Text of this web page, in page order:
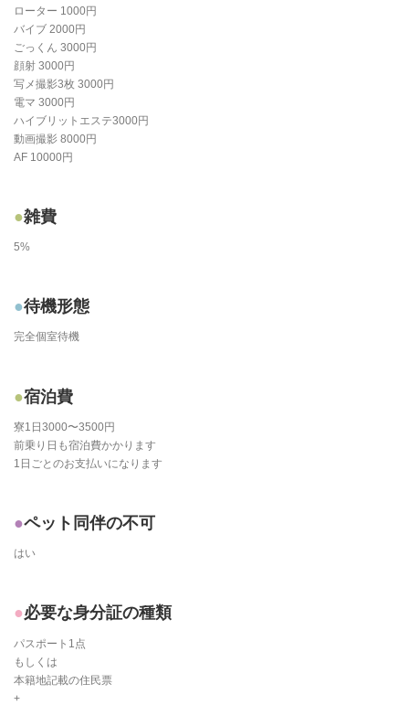
ローター 1000円
バイブ 2000円
ごっくん 3000円
顔射 3000円
写メ撮影3枚 3000円
電マ 3000円
ハイブリットエステ3000円
動画撮影 8000円
AF 10000円
雑費
5%
待機形態
完全個室待機
宿泊費
寮1日3000〜3500円
前乗り日も宿泊費かかります
1日ごとのお支払いになります
ペット同伴の不可
はい
必要な身分証の種類
パスポート1点
もしくは
本籍地記載の住民票
+